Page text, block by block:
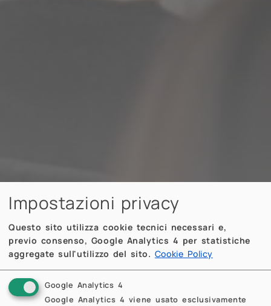
Impostazioni privacy
Questo sito utilizza cookie tecnici necessari e,
previo consenso, Google Analytics 4 per statistiche
aggregate sull'utilizzo del sito. Cookie Policy
Google Analytics 4
Google Analytics 4 viene usato esclusivamente